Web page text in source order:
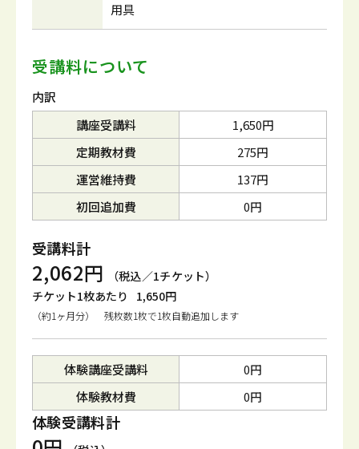
用具
受講料について
内訳
講座受講料
1,650円
定期教材費
275円
運営維持費
137円
初回追加費
0円
受講料計
2,062円
（税込／1チケット）
チケット1枚あたり
1,650円
（約1ヶ月分） 残枚数1枚で1枚自動追加します
体験講座受講料
0円
体験教材費
0円
体験受講料計